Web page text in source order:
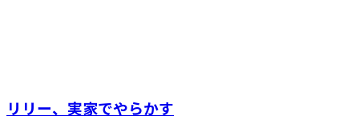
リリー、実家でやらかす